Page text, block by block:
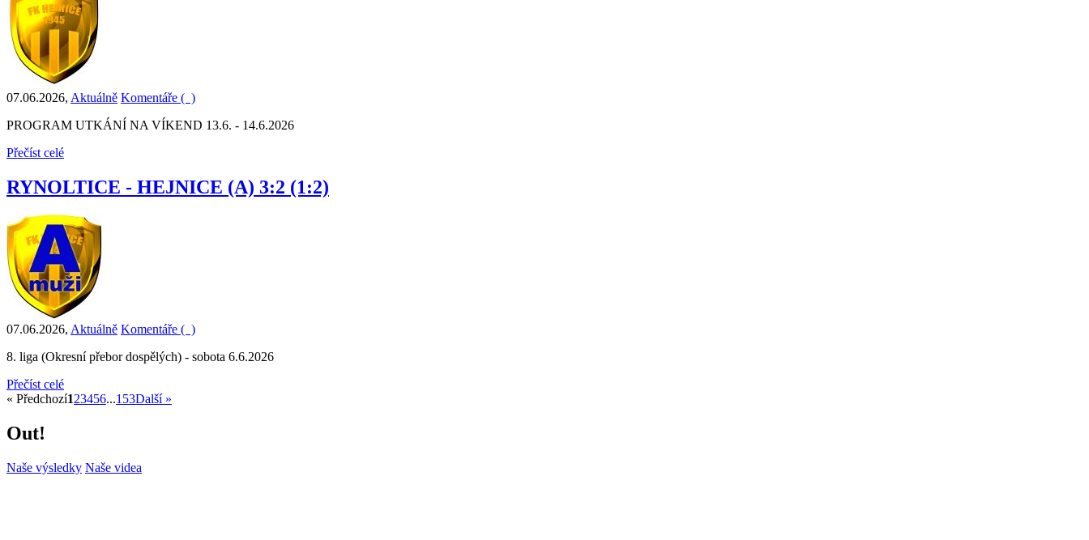
07.06.2026, Aktuálně Komentáře ( )
PROGRAM UTKÁNÍ NA VÍKEND 13.6. - 14.6.2026
Přečíst celé
RYNOLTICE - HEJNICE (A) 3:2 (1:2)
07.06.2026, Aktuálně Komentáře ( )
8. liga (Okresní přebor dospělých) - sobota 6.6.2026
Přečíst celé
« Předchozí123456...153Další »
Out!
Naše výsledky Naše videa